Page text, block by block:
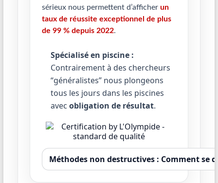
sérieux nous permettent d’afficher un
taux de réussite exceptionnel de plus
de 99 % depuis 2022.
Spécialisé en piscine :
Contrairement à des chercheurs
“généralistes” nous plongeons
tous les jours dans les piscines
avec obligation de résultat.
Méthodes non destructives : Comment se